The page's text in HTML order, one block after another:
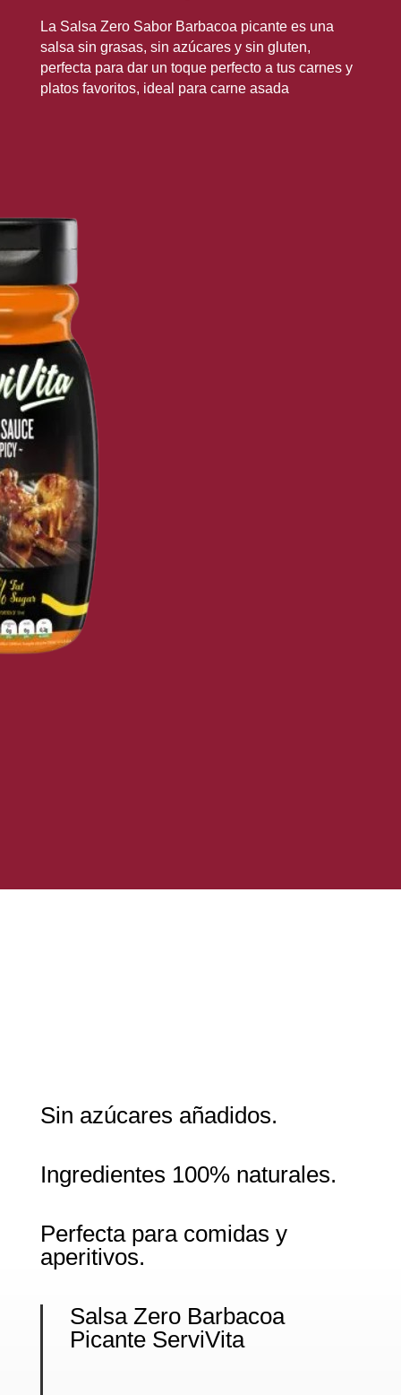
La Salsa Zero Sabor Barbacoa picante es una
salsa sin grasas, sin azúcares y sin gluten,
perfecta para dar un toque perfecto a tus carnes y
platos favoritos, ideal para carne asada
Sin azúcares añadidos.
Ingredientes 100% naturales.
Perfecta para comidas y
aperitivos.
Salsa Zero Barbacoa
Picante ServiVita